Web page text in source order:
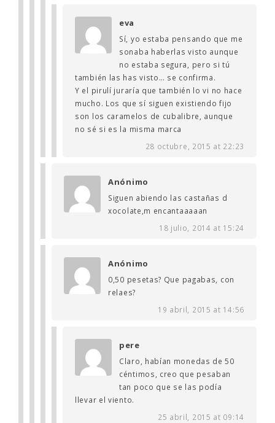
eva
Sí, yo estaba pensando que me
sonaba haberlas visto aunque
no estaba segura, pero si tú
también las has visto… se confirma.
Y el pirulí juraría que también lo vi no hace
mucho. Los que sí siguen existiendo fijo
son los caramelos de cubalibre, aunque
no sé si es la misma marca
28 octubre, 2015 at 22:23
Anónimo
Siguen abiendo las castañas d
xocolate,m encantaaaaan
18 julio, 2014 at 15:24
Anónimo
0,50 pesetas? Que pagabas, con
relaes?
19 abril, 2015 at 14:56
pere
Claro, habían monedas de 50
céntimos, creo que pesaban
tan poco que se las podía
llevar el viento.
25 abril, 2015 at 09:14